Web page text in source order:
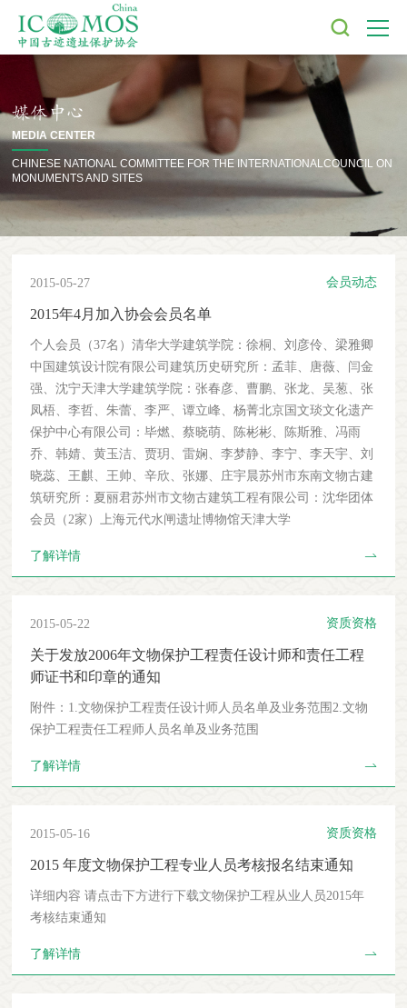
媒体中心
MEDIA CENTER
CHINESE NATIONAL COMMITTEE FOR THE INTERNATIONALCOUNCIL ON
MONUMENTS AND SITES
2015-05-27 会员动态
2015年4月加入协会会员名单
个人会员（37名）清华大学建筑学院：徐桐、刘彦伶、梁雅卿
中国建筑设计院有限公司建筑历史研究所：孟菲、唐薇、闫金
强、沈宁天津大学建筑学院：张春彦、曹鹏、张龙、吴葱、张
凤梧、李哲、朱蕾、李严、谭立峰、杨菁北京国文琰文化遗产
保护中心有限公司：毕燃、蔡晓萌、陈彬彬、陈斯雅、冯雨
乔、韩婧、黄玉洁、贾玥、雷娴、李梦静、李宁、李天宇、刘
晓蕊、王麒、王帅、辛欣、张娜、庄宇晨苏州市东南文物古建
筑研究所：夏丽君苏州市文物古建筑工程有限公司：沈华团体
会员（2家）上海元代水闸遗址博物馆天津大学
了解详情
2015-05-22 资质资格
关于发放2006年文物保护工程责任设计师和责任工程
师证书和印章的通知
附件：1.文物保护工程责任设计师人员名单及业务范围2.文物
保护工程责任工程师人员名单及业务范围
了解详情
2015-05-16 资质资格
2015 年度文物保护工程专业人员考核报名结束通知
详细内容 请点击下方进行下载文物保护工程从业人员2015年
考核结束通知
了解详情